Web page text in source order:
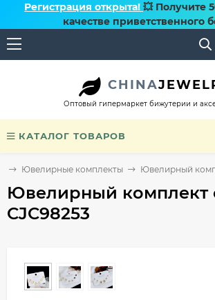
Регистрация открыта! 💥 Получите
качестве приветственного
CHINA
Оптовый гипермаркет бижутерии и
КАТАЛОГ ТОВАРОВ
Ювелирные комплекты Ювелирный
Ювелирный комплект
CJC98253